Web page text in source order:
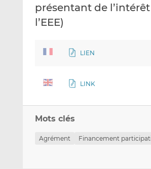
présentant de
l’EEE)
LIEN
LINK
Mots clés
Agrément Financement